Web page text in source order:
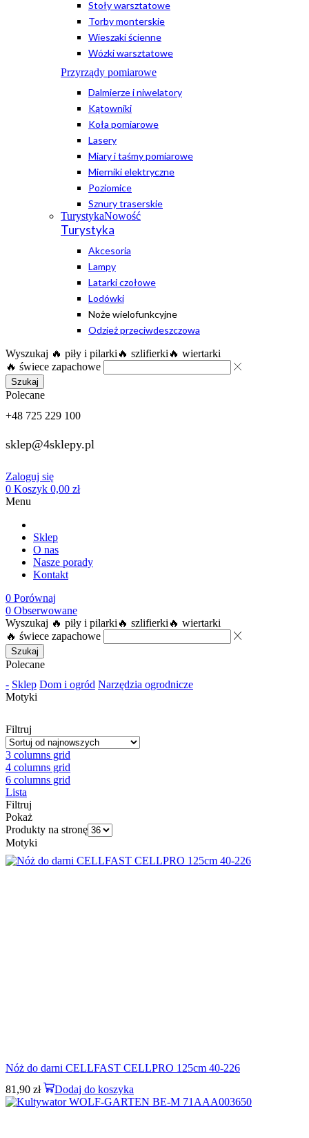
Stoły warsztatowe
Torby monterskie
Wieszaki ścienne
Wózki warsztatowe
Przyrządy pomiarowe
Dalmierze i niwelatory
Kątowniki
Koła pomiarowe
Lasery
Miary i taśmy pomiarowe
Mierniki elektryczne
Poziomice
Sznury traserskie
TurystykaNowość
Turystyka
Akcesoria
Lampy
Latarki czołowe
Lodówki
Noże wielofunkcyjne
Odzież przeciwdeszczowa
Wyszukaj 🔥 piły i pilarki 🔥 szlifierki 🔥 wiertarki
🔥 świece zapachowe
Szukaj
Polecane
+48 725 229 100
sklep@4sklepy.pl
Zaloguj się
0 Koszyk 0,00 zł
Menu
Sklep
O nas
Nasze porady
Kontakt
0 Porównaj
0 Obserwowane
Wyszukaj 🔥 piły i pilarki 🔥 szlifierki 🔥 wiertarki
🔥 świece zapachowe
Szukaj
Polecane
- Sklep Dom i ogród Narzędzia ogrodnicze
Motyki
Filtruj
3 columns grid
4 columns grid
6 columns grid
Lista
Filtruj
Pokaż
Produkty na stronę
Motyki
Nóż do darni CELLFAST CELLPRO 125cm 40-226
81,90 zł Dodaj do koszyka